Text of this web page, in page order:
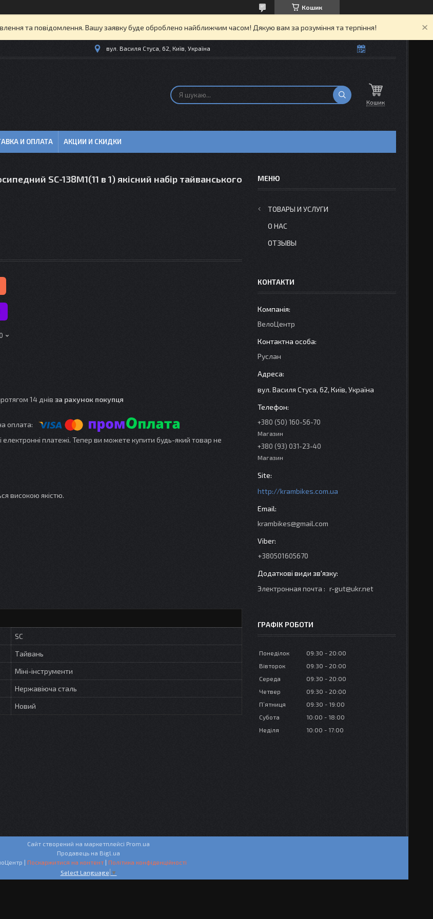
Кошик
та повідомлення. Вашу заявку буде оброблено найближчим часом! Дякую вам за розуміння та терпіння!
вул. Василя Стуса, 62, Київ, Україна
Кошик
И ОПЛАТА АКЦИИ И СКИДКИ
SC-138M1(11 в 1) якісний набір тайванського
14 днів за рахунок покупця
електронні платежі. Тепер ви можете купити будь-який товар не
високою якістю.
SC
Тайвань
Міні-інструменти
Нержавіюча сталь
Новий
ТОВАРЫ И УСЛУГИ
О НАС
ОТЗЫВЫ
КОНТАКТИ
ВелоЦентр
Руслан
вул. Василя Стуса, 62, Київ, Україна
+380 (50) 160-56-70
Магазин
+380 (93) 031-23-40
Магазин
http://krambikes.com.ua
krambikes@gmail.com
+380501605670
Электронная почта r-gut@ukr.net
ГРАФІК РОБОТИ
Понеділок 09:30
20:00
Вівторок
09:30
20:00
Середа
09:30
20:00
Четвер
09:30
20:00
Пʼятниця
09:30
19:00
Субота
10:00
18:00
Неділя
10:00 17:00
Сайт створений на маркетплейсі Prom.ua
Продавець на Bigl.ua
ВелоЦентр | Поскаржитися на контент | Політика конфіденційності
Select Language ▼